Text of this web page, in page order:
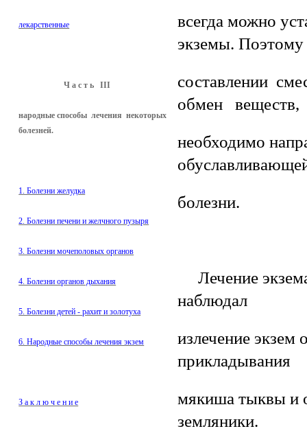
лекарственные
Ч а с т ь III
народные способы лечения некоторых
болезней.
1. Болезни желудка
2. Болезни печени и желчного пузыря
3. Болезни мочеполовых органов
4. Болезни органов дыхания
5. Болезни детей - рахит и золотуха
6. Народные способы лечения экзем
З а к л ю ч е н и е
всегда можно
экземы.
составлении
обмен веществ,
необходимо
болезни.
Лечение
наблюдал
излечение
прикладывания
мякиша тыквы и
земляники.